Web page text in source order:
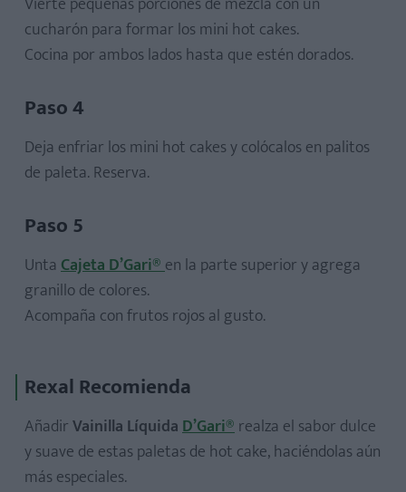
cucharón para formar los mini hot cakes.
Cocina por ambos lados hasta que estén dorados.
Paso 4
Deja enfriar los mini hot cakes y colócalos en palitos
de paleta. Reserva.
Paso 5
Unta Cajeta D’Gari®en la parte superior y agrega
granillo de colores.
Acompaña con frutos rojos al gusto.
Rexal Recomienda
AñadirVainilla LíquidaD’Gari®realza el sabor dulce
y suave de estas paletas de hot cake, haciéndolas aún
más especiales.